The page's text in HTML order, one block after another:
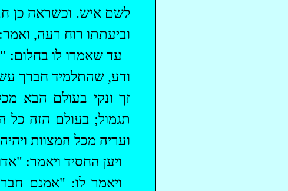
לשם איש. וכשראה כן
וביעתתורוח רעה, ואמר:
‏עד שאמרו לו בחלום:
ודע, שהתלמיד חברך
זך ונקי בעולם הבא
תגמול; בעולם הזה כל
ועריה מכל המצוות
ויען החסיד ויאמר:
ויאמר לו: "אמנם